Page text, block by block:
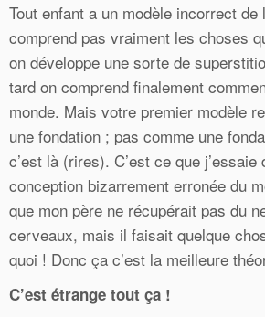
Tout enfant a un modèle incorrect de
comprend pas vraiment les choses
on développe une sorte de
tard on comprend finalement
monde. Mais votre premier modèle
une fondation ; pas comme une
c’est là (rires). C’est ce que j’essaie
conception bizarrement erronée du
que mon père ne récupérait pas du
cerveaux, mais il faisait quelque
quoi ! Donc ça c’est la meilleure
C’est étrange tout ça !